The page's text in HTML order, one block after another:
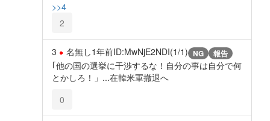
>>4
2
3 名無し1年前ID:MwNjE2NDI(1/1) NG 報告
｢他の国の選挙に干渉するな！自分の事は自分で何
とかしろ！」...在韓米軍撤退へ
0